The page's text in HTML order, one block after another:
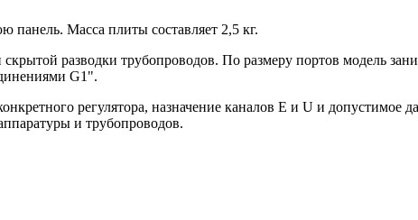
Масса плиты составляет 2,5 кг.
разводки трубопроводов. По размеру портов модель
G1".
регулятора, назначение каналов E и U и допустимое
и трубопроводов.